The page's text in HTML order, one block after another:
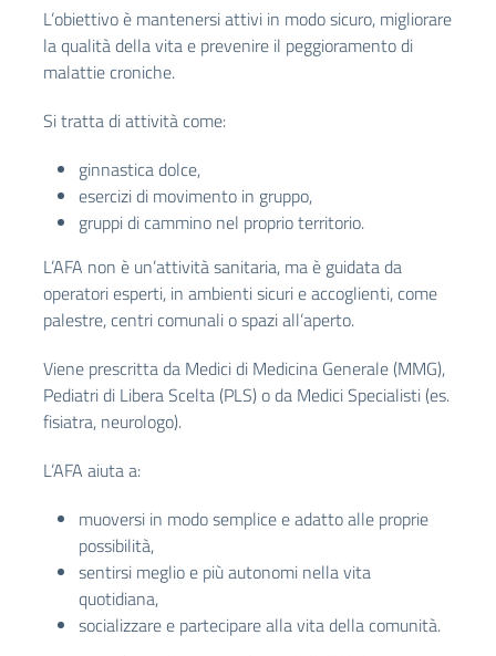
L’obiettivo è mantenersi attivi in modo sicuro, migliorare
la qualità della vita e prevenire il peggioramento di
malattie croniche.
Si tratta di attività come:
ginnastica dolce,
esercizi di movimento in gruppo,
gruppi di cammino nel proprio territorio.
L’AFA non è un’attività sanitaria, ma è guidata da
operatori esperti, in ambienti sicuri e accoglienti, come
palestre, centri comunali o spazi all’aperto.
Viene prescritta da Medici di Medicina Generale (MMG),
Pediatri di Libera Scelta (PLS) o da Medici Specialisti (es.
fisiatra, neurologo).
L’AFA aiuta a:
muoversi in modo semplice e adatto alle proprie
possibilità,
sentirsi meglio e più autonomi nella vita
quotidiana,
socializzare e partecipare alla vita della comunità.